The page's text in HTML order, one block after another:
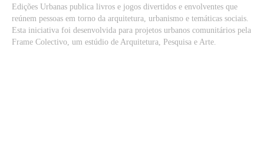
Edições Urbanas publica livros e jogos divertidos e envolventes que
reúnem pessoas em torno da arquitetura, urbanismo e temáticas sociais.
Esta iniciativa foi desenvolvida para projetos urbanos comunitários pela
Frame Colectivo, um estúdio de Arquitetura, Pesquisa e Arte.